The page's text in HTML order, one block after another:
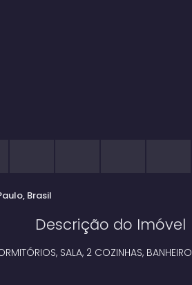
Brasil
Descrição do Imóvel
SALA, 2 COZINHAS,